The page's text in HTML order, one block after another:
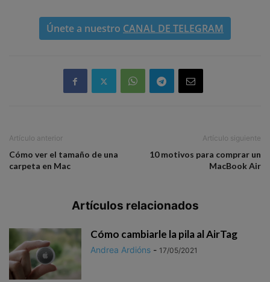
Únete a nuestro CANAL DE TELEGRAM
Artículo anterior
Cómo ver el tamaño de una
carpeta en Mac
Artículo siguiente
10 motivos para comprar un
MacBook Air
Artículos relacionados
Cómo cambiarle la pila al AirTag
Andrea Ardións - 17/05/2021